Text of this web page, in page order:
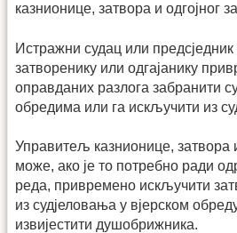
казнионице, затвора и одгојног
Истражни судац или
затворенику или одгајанику
оправданих разлога забранити
обредима или га искључити из
Управитељ казнионице, затвора
може, ако је то потребно ради
реда, привремено искључити
из судјеловања у вјерском
извијестити душобрижника.